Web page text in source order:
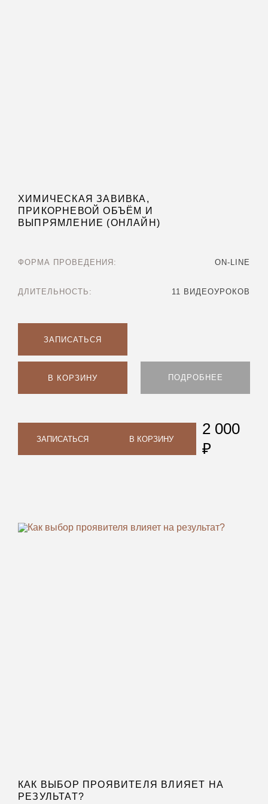
ХИМИЧЕСКАЯ ЗАВИВКА,
ПРИКОРНЕВОЙ ОБЪЁМ И
ВЫПРЯМЛЕНИЕ (ОНЛАЙН)
ФОРМА ПРОВЕДЕНИЯ: ON-LINE
ДЛИТЕЛЬНОСТЬ: 11 ВИДЕОУРОКОВ
ЗАПИСАТЬСЯ
В КОРЗИНУ ПОДРОБНЕЕ
ЗАПИСАТЬСЯ В КОРЗИНУ
2 000
₽
КАК ВЫБОР ПРОЯВИТЕЛЯ ВЛИЯЕТ НА
РЕЗУЛЬТАТ?